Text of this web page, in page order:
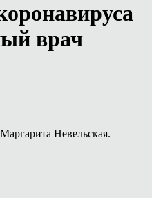
врач
Невельская.